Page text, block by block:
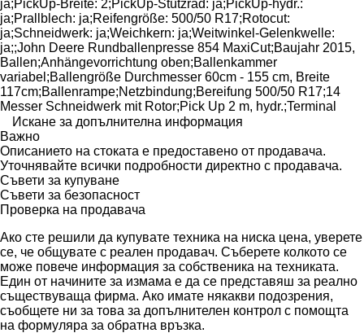
ja;PickUp-Breite: 2;PickUp-Stützrad: ja;PickUp-hydr.:
ja;Prallblech: ja;Reifengröße: 500/50 R17;Rotocut:
ja;Schneidwerk: ja;Weichkern: ja;Weitwinkel-Gelenkwelle:
ja;;John Deere Rundballenpresse 854 MaxiCut;Baujahr 2015,
Ballen;Anhängevorrichtung oben;Ballenkammer
variabel;Ballengröße Durchmesser 60cm - 155 cm, Breite
117cm;Ballenrampe;Netzbindung;Bereifung 500/50 R17;14
Messer Schneidwerk mit Rotor;Pick Up 2 m, hydr.;Terminal
Искане за допълнителна информация
Важно
Описанието на стоката е предоставено от продавача.
Уточнявайте всички подробности директно с продавача.
Съвети за купуване
Съвети за безопасност
Проверка на продавача
Ако сте решили да купувате техника на ниска цена, уверете
се, че общувате с реален продавач. Съберете колкото се
може повече информация за собственика на техниката.
Един от начините за измама е да се представяш за реално
съществуваща фирма. Ако имате някакви подозрения,
съобщете ни за това за допълнителен контрол с помощта
на формуляра за обратна връзка.